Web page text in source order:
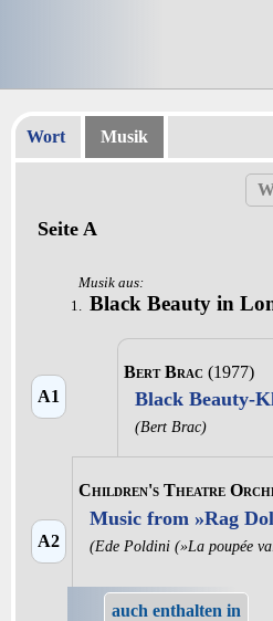
Wort Musik
Seite A
Musik aus:
1.
Black Beauty in
A1
Bert Brac (1977)
Black Beauty-
(Bert Brac)
A2
Children's Theatre
Music from »Rag
(Ede Poldini (»La poupée
auch enthalten in